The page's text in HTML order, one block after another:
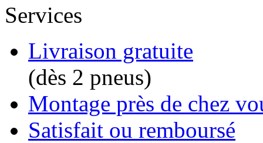
Services
Livraison gratuite
(dès 2 pneus)
Montage près de chez
Satisfait ou remboursé